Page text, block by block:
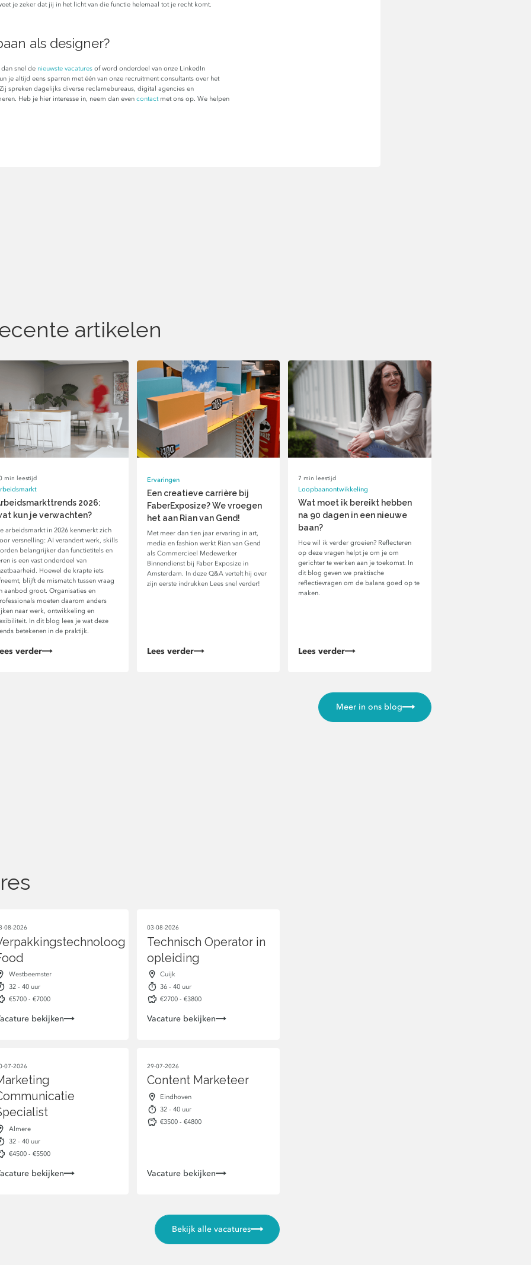
je zeker dat jij in het licht van die functie helemaal tot je recht komt.
als designer?
snel de nieuwste vacatures of word onderdeel van onze LinkedIn
je altijd eens sparren met één van onze recruitment consultants over het
spreken dagelijks diverse reclamebureaus, digital agencies en
Heb je hier interesse in, neem dan even contactmet ons op. We helpen
artikelen
min leestijd
2026:
kun je verwachten?
arbeidsmarkt in 2026 kenmerkt zich
versnelling: AI verandert werk, skills
belangrijker dan functietitels en
is een vast onderdeel van
Hoewel de krapte iets
blijft de mismatch tussen vraag
aanbod groot. Organisaties en
moeten daarom anders
naar werk, ontwikkeling en
In dit blog lees je wat deze
betekenen in de praktijk.
verder
Ervaringen
Een creatieve carrière bij
FaberExposize? We vroegen
het aan Rian van Gend!
Met meer dan tien jaar ervaring in art,
media en fashion werkt Rian van Gend
als Commercieel Medewerker
Binnendienst bij Faber Exposize in
Amsterdam. In deze Q&A vertelt hij over
zijn eerste indrukken Lees snel verder!
Lees verder
7 min leestijd
Loopbaanontwikkeling
Wat moet ik bereikt hebben
na 90 dagen in een nieuwe
baan?
Hoe wil ik verder groeien? Reflecteren
op deze vragen helpt je om je om
gerichter te werken aan je toekomst. In
dit blog geven we praktische
reflectievragen om de balans goed op te
maken.
Lees verder
Meer in ons blog
08-2026
Westbeemster
32 - 40 uur
€5700 - €7000
bekijken
03-08-2026
Technisch Operator in
opleiding
Cuijk
36 - 40 uur
€2700 - €3800
Vacature bekijken
07-2026
Almere
32 - 40 uur
€4500 - €5500
bekijken
29-07-2026
Content Marketeer
Eindhoven
32 - 40 uur
€3500 - €4800
Vacature bekijken
Bekijk alle vacatures